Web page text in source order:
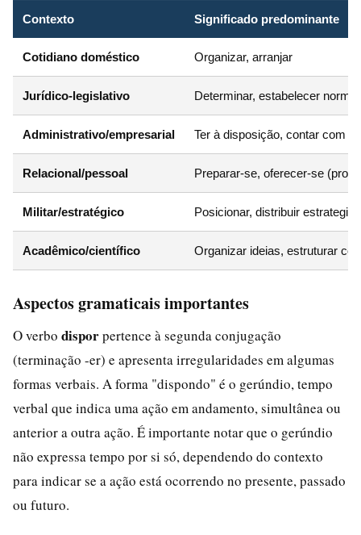
Contexto Significado predominante
Cotidiano doméstico Organizar, arranjar
Jurídico-legislativo Determinar, estabelecer norma
Administrativo/empresarial Ter à disposição, contar com
Relacional/pessoal Preparar-se, oferecer-se
Militar/estratégico Posicionar, distribuir
Acadêmico/científico Organizar ideias, estruturar
Aspectos gramaticais importantes
O verbo disporpertence à segunda conjugação
(terminação -er) e apresenta irregularidades em algumas
formas verbais. A forma "dispondo" é o gerúndio, tempo
verbal que indica uma ação em andamento, simultânea ou
anterior a outra ação. É importante notar que o gerúndio
não expressa tempo por si só, dependendo do contexto
para indicar se a ação está ocorrendo no presente, passado
ou futuro.